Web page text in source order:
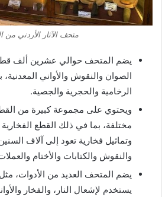
متحف الآثار الأردني من
يضم المتحف حوالي عشرين ألف
الصوان والنقوش والأواني المعدنية،
الرخامية والحجرية والجصية.
ويحتوي على مجموعة كبيرة من
مختلفة، بما في ذلك القطع الفخارية
وتماثيل فخارية تعود إلى آلاف
والنقوش والكتابات والأختام
يضم المتحف العديد من الأدوات،
يستخدم لإشعال النار، والفخار